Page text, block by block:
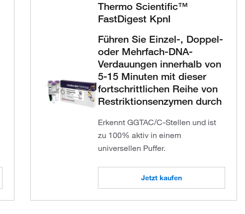
Thermo Scientific™
FastDigest KpnI
Führen Sie Einzel-, Doppel-
oder Mehrfach-DNA-
Verdauungen innerhalb von
5-15 Minuten mit dieser
fortschrittlichen Reihe von
Restriktionsenzymen durch
Erkennt GGTAC/C-Stellen und ist
zu 100% aktiv in einem
universellen Puffer.
Jetzt kaufen